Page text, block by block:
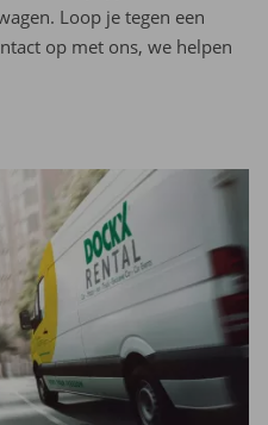
Loop je tegen een
op met ons, we helpen